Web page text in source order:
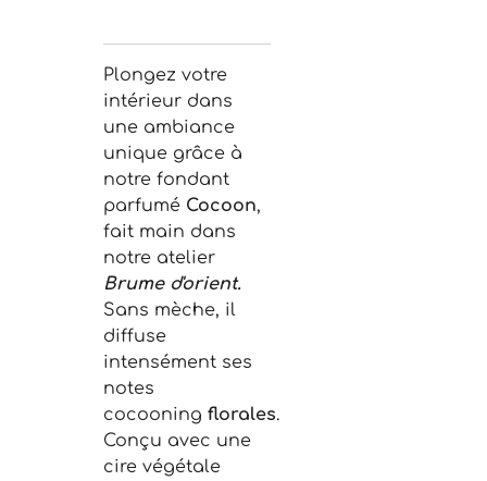
Plongez votre
intérieur dans
une ambiance
unique grâce à
notre fondant
parfumé Cocoon,
fait main dans
notre atelier
Brume d'orient.
Sans mèche, il
diffuse
intensément ses
notes
cocooning florales.
Conçu avec une
cire végétale